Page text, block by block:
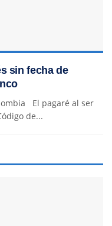
sin fecha de
El pagaré al ser
de...